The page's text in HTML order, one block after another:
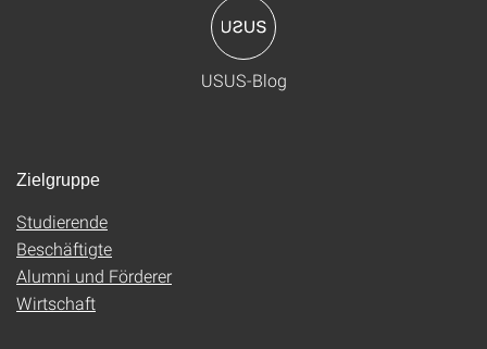
USUS-Blog
Zielgruppe
Studierende
Beschäftigte
Alumni und Förderer
Wirtschaft